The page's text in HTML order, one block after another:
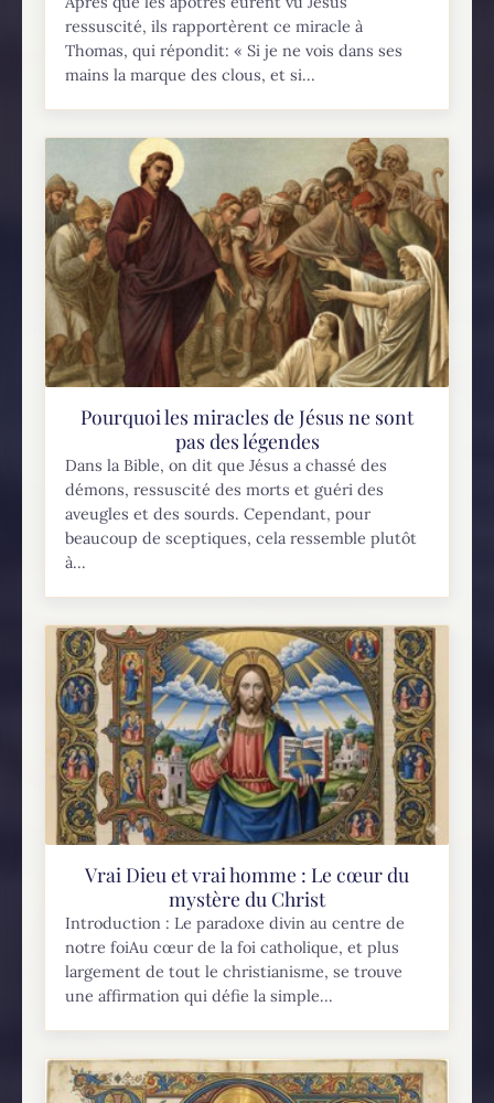
ressuscité, ils rapportèrent ce miracle à
Thomas, qui répondit: « Si je ne vois dans ses
mains la marque des clous, et si...
Pourquoi les miracles de Jésus ne sont
pas des légendes
Dans la Bible, on dit que Jésus a chassé des
démons, ressuscité des morts et guéri des
aveugles et des sourds. Cependant, pour
beaucoup de sceptiques, cela ressemble plutôt
à...
Vrai Dieu et vrai homme : Le cœur du
mystère du Christ
Introduction : Le paradoxe divin au centre de
notre foiAu cœur de la foi catholique, et plus
largement de tout le christianisme, se trouve
une affirmation qui défie la simple...